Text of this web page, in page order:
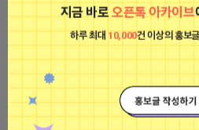
지금 바로오픈톡 아카이브
하루 최대10,000건 이상의 홍보
- 블로그 기자단 배포 - ✅ 최적화 블
로그 발행 25,000원 ▶ 최적2 ~ 최
적4 블로그 발행 ✅ 준최적화 블로
그 발행 ▶ 준최적화 4 ~ 준최적화6
자동차 / 키워드 문의 ✅ 플레이스
리뷰배포 ▶ 비실 계정 ▶ 실명 계정
(준4) ▶ 스페셜 배포 (24년 이전 블
로그) (카톡)adpump7